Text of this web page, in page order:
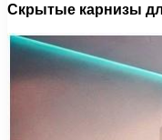
Скрытые карнизы